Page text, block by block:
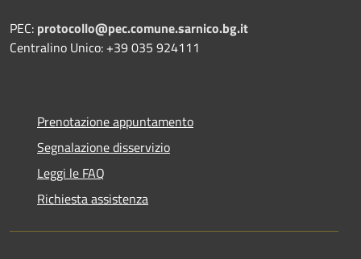
PEC: protocollo@pec.comune.sarnico.bg.it
Centralino Unico: +39 035 924111
Prenotazione appuntamento
Segnalazione disservizio
Leggi le FAQ
Richiesta assistenza